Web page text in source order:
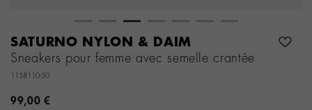
SATURNO NYLON & DAIM
Sneakers pour femme avec semelle crantée
1158110-50
99,00 €